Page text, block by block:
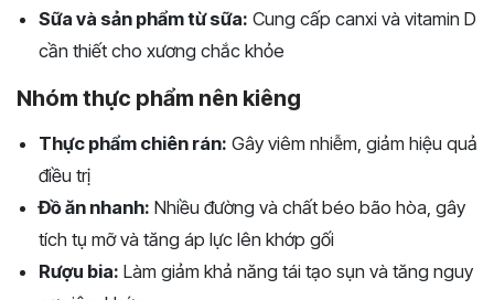
Sữa và sản phẩm từ sữa: Cung cấp canxi và vitamin D
cần thiết cho xương chắc khỏe
Nhóm thực phẩm nên kiêng
Thực phẩm chiên rán: Gây viêm nhiễm, giảm hiệu quả
điều trị
Đồ ăn nhanh: Nhiều đường và chất béo bão hòa, gây
tích tụ mỡ và tăng áp lực lên khớp gối
Rượu bia: Làm giảm khả năng tái tạo sụn và tăng nguy